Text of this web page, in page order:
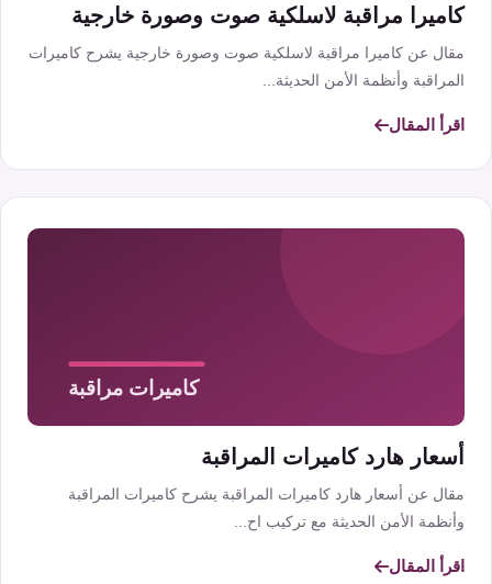
كاميرا مراقبة لاسلكية صوت وصورة خارجية
مقال عن كاميرا مراقبة لاسلكية صوت وصورة خارجية يشرح كاميرات
المراقبة وأنظمة الأمن الحديثة...
اقرأ المقال
أسعار هارد كاميرات المراقبة
مقال عن أسعار هارد كاميرات المراقبة يشرح كاميرات المراقبة
وأنظمة الأمن الحديثة مع تركيب اح...
اقرأ المقال